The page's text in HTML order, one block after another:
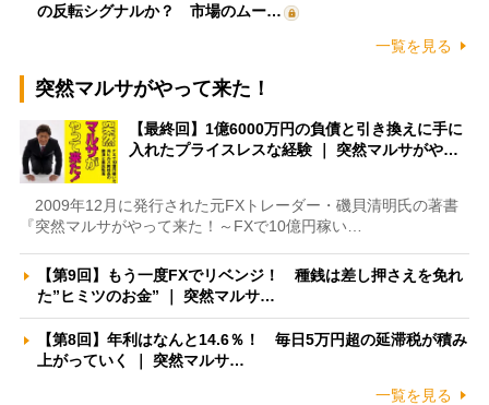
の反転シグナルか？ 市場のムー…
一覧を見る
突然マルサがやって来た！
【最終回】1億6000万円の負債と引き換えに手に
入れたプライスレスな経験 ｜ 突然マルサがや…
2009年12月に発行された元FXトレーダー・磯貝清明氏の著書
『突然マルサがやって来た！～FXで10億円稼い…
【第9回】もう一度FXでリベンジ！ 種銭は差し押さえを免れ
た”ヒミツのお金” ｜ 突然マルサ…
【第8回】年利はなんと14.6％！ 毎日5万円超の延滞税が積み
上がっていく ｜ 突然マルサ…
一覧を見る